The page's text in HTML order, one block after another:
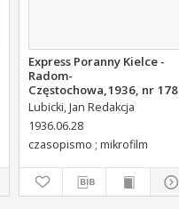
Express Poranny Kielce -
Radom-
Częstochowa,1936, nr 178
Lubicki, Jan Redakcja
1936.06.28
czasopismo ; mikrofilm